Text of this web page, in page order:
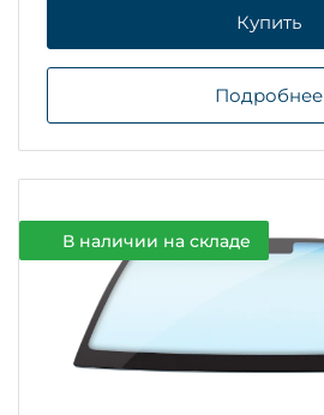
Купить
Подробнее
В наличии на складе